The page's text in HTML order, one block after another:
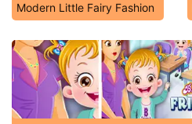
Modern Little Fairy Fashion